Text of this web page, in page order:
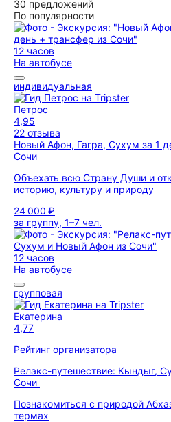
30 предложений
По популярности
12 часов
На автобусе
индивидуальная
Петрос
4,95
22 отзыва
Новый Афон, Гагра, Сухум за 1
Сочи
Объехать всю Страну Души и
историю, культуру и природу
24 000 ₽
за группу, 1–7 чел.
12 часов
На автобусе
групповая
Екатерина
4,77
Рейтинг организатора
Релакс-путешествие: Кындыг,
Сочи
Познакомиться с природой
термах